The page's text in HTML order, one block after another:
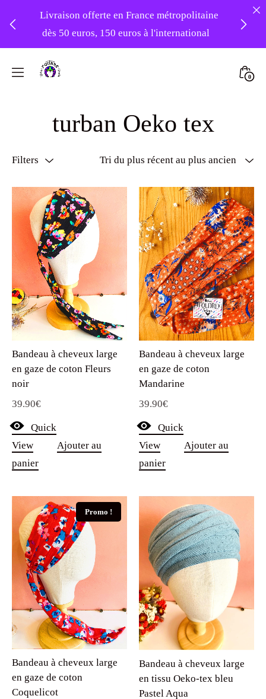
Livraison offerte en France métropolitaine
dès 50 euros, 150 euros à l'international
commandes à partir du 31/08 ❤️
PATIENCE
Turbans
0
turban Oeko tex
Filters
Bandeau à cheveux large
en gaze de coton Fleurs
noir
39.90€
Quick
View
Ajouter au
panier
Bandeau à cheveux large
en gaze de coton
Mandarine
39.90€
Quick
View
Ajouter au
panier
Promo !
Bandeau à cheveux large
en gaze de coton
Coquelicot
Bandeau à cheveux large
en tissu Oeko-tex bleu
Pastel Aqua